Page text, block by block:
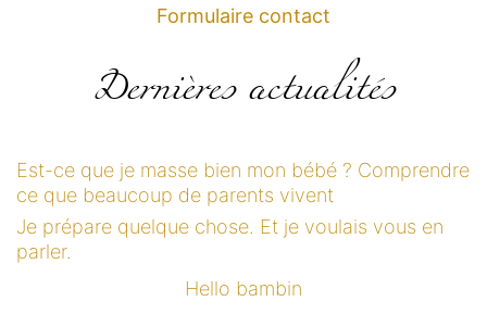
Formulaire contact
Dernières actualités
Est-ce que je masse bien mon bébé ? Comprendre
ce que beaucoup de parents vivent
Je prépare quelque chose. Et je voulais vous en
parler.
Hello bambin